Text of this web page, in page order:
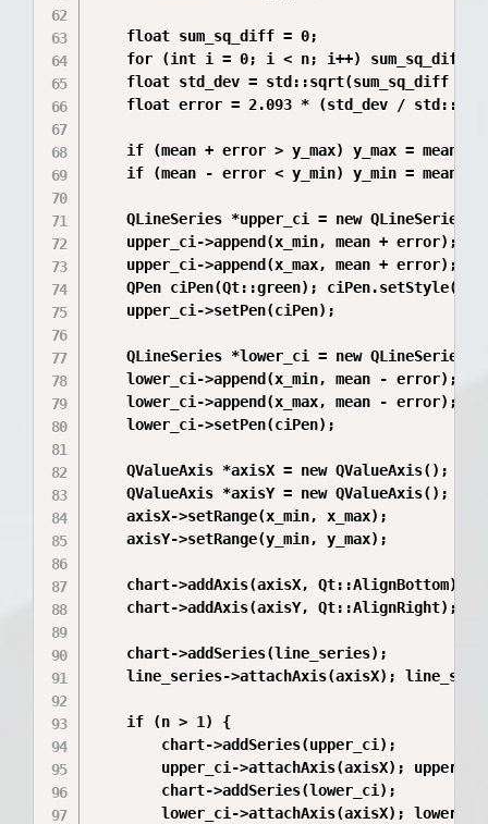
    float sum_sq_diff = 0;
for (int i = 0; i < n; i++) sum_sq_diff
float std_dev = std::sqrt(sum_sq_diff /
float error = 2.093 * (std_dev /
if (mean + error > y_max) y_max = mean +
if (mean - error < y_min) y_min = mean -
QLineSeries *upper_ci = new
    upper_ci->append(x_min, mean + error);
    upper_ci->append(x_max, mean + error);
QPen ciPen(Qt::green);
    upper_ci->setPen(ciPen);
QLineSeries *lower_ci = new
    lower_ci->append(x_min, mean - error);
    lower_ci->append(x_max, mean - error);
    lower_ci->setPen(ciPen);
    QValueAxis *axisX = new QValueAxis();
    QValueAxis *axisY = new QValueAxis();
    axisX->setRange(x_min, x_max);
    axisY->setRange(y_min, y_max);
    chart->addAxis(axisX, Qt::AlignBottom);
    chart->addAxis(axisY, Qt::AlignRight);
    chart->addSeries(line_series);
line_series->attachAxis(axisX);
    if (n > 1) {
        chart->addSeries(upper_ci);
upper_ci->attachAxis(axisX);
        chart->addSeries(lower_ci);
lower_ci->attachAxis(axisX);